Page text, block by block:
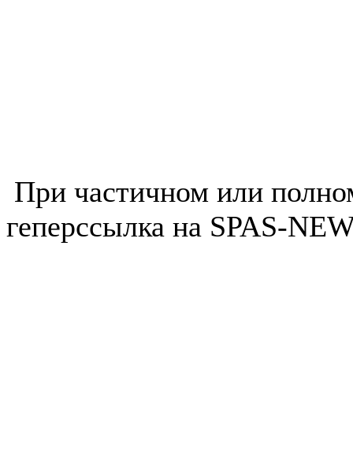
При частичном или
геперссылка на SPAS-